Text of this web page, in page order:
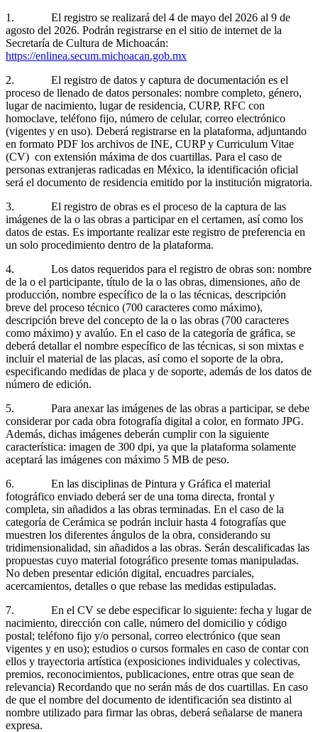
1. El registro se realizará del 4 de mayo del 2026 al 9 de
agosto del 2026. Podrán registrarse en el sitio de internet de la
Secretaría de Cultura de Michoacán:
https://enlinea.secum.michoacan.gob.mx
2. El registro de datos y captura de documentación es el
proceso de llenado de datos personales: nombre completo, género,
lugar de nacimiento, lugar de residencia, CURP, RFC con
homoclave, teléfono fijo, número de celular, correo electrónico
(vigentes y en uso). Deberá registrarse en la plataforma, adjuntando
en formato PDF los archivos de INE, CURP y Curriculum Vitae
(CV) con extensión máxima de dos cuartillas. Para el caso de
personas extranjeras radicadas en México, la identificación oficial
será el documento de residencia emitido por la institución migratoria.
3. El registro de obras es el proceso de la captura de las
imágenes de la o las obras a participar en el certamen, así como los
datos de estas. Es importante realizar este registro de preferencia en
un solo procedimiento dentro de la plataforma.
4. Los datos requeridos para el registro de obras son: nombre
de la o el participante, título de la o las obras, dimensiones, año de
producción, nombre específico de la o las técnicas, descripción
breve del proceso técnico (700 caracteres como máximo),
descripción breve del concepto de la o las obras (700 caracteres
como máximo) y avalúo. En el caso de la categoría de gráfica, se
deberá detallar el nombre específico de las técnicas, si son mixtas e
incluir el material de las placas, así como el soporte de la obra,
especificando medidas de placa y de soporte, además de los datos de
número de edición.
5. Para anexar las imágenes de las obras a participar, se debe
considerar por cada obra fotografía digital a color, en formato JPG.
Además, dichas imágenes deberán cumplir con la siguiente
característica: imagen de 300 dpi, ya que la plataforma solamente
aceptará las imágenes con máximo 5 MB de peso.
6. En las disciplinas de Pintura y Gráfica el material
fotográfico enviado deberá ser de una toma directa, frontal y
completa, sin añadidos a las obras terminadas. En el caso de la
categoría de Cerámica se podrán incluir hasta 4 fotografías que
muestren los diferentes ángulos de la obra, considerando su
tridimensionalidad, sin añadidos a las obras. Serán descalificadas las
propuestas cuyo material fotográfico presente tomas manipuladas.
No deben presentar edición digital, encuadres parciales,
acercamientos, detalles o que rebase las medidas estipuladas.
7. En el CV se debe especificar lo siguiente: fecha y lugar de
nacimiento, dirección con calle, número del domicilio y código
postal; teléfono fijo y/o personal, correo electrónico (que sean
vigentes y en uso); estudios o cursos formales en caso de contar con
ellos y trayectoria artística (exposiciones individuales y colectivas,
premios, reconocimientos, publicaciones, entre otras que sean de
relevancia) Recordando que no serán más de dos cuartillas. En caso
de que el nombre del documento de identificación sea distinto al
nombre utilizado para firmar las obras, deberá señalarse de manera
expresa.